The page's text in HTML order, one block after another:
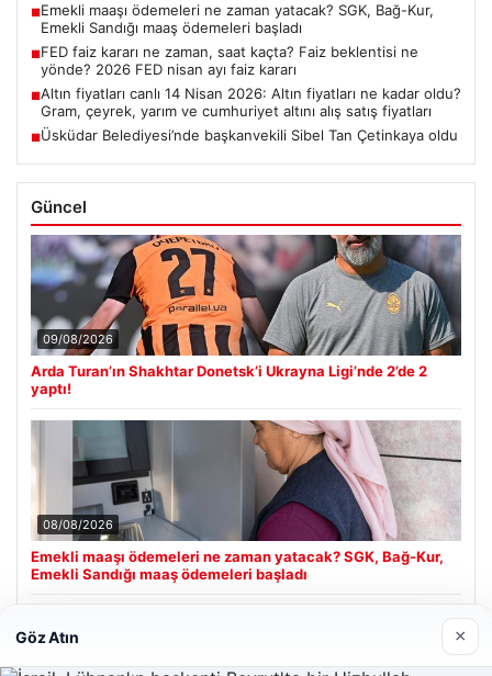
■Emekli maaşı ödemeleri ne zaman yatacak? SGK, Bağ-Kur,
Emekli Sandığı maaş ödemeleri başladı
■FED faiz kararı ne zaman, saat kaçta? Faiz beklentisi ne
yönde? 2026 FED nisan ayı faiz kararı
■Altın fiyatları canlı 14 Nisan 2026: Altın fiyatları ne kadar oldu?
Gram, çeyrek, yarım ve cumhuriyet altını alış satış fiyatları
■Üsküdar Belediyesi’nde başkanvekili Sibel Tan Çetinkaya oldu
Güncel
09/08/2026
Arda Turan’ın Shakhtar Donetsk’i Ukrayna Ligi’nde 2’de 2
yaptı!
08/08/2026
Emekli maaşı ödemeleri ne zaman yatacak? SGK, Bağ-Kur,
Emekli Sandığı maaş ödemeleri başladı
Son Eklenen Firmalar
Göz Atın ×